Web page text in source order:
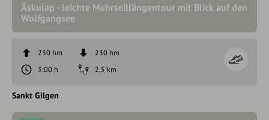
Äskulap - leichte Mehrseillängentour mit Blick auf den
Wolfgangsee
230 hm
230 hm
3:00 h
2,5 km
Sankt Gilgen